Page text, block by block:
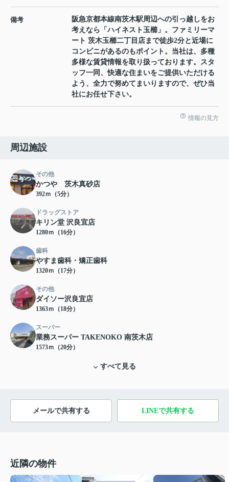
備考
阪急京都本線南茨木駅周辺への引っ越しをお
考えなら「ハイネスト玉櫛」。ファミリーマ
ート 茨木玉櫛二丁目店まで徒歩2分と近場に
コンビニがあるのもポイント。当社は、多種
多様な賃貸情報を取り扱っております。スタ
ッフ一同、快適な住まいをご提供いただける
よう、全力で努めてまいりますので、ぜひ当
社にお任せ下さい。
情報の見方
周辺施設
その他
かつや 茨木真砂店
392ｍ（5分）
ドラッグストア
キリン堂 沢良宜店
1280ｍ（16分）
歯科
やすま歯科・矯正歯科
1320ｍ（17分）
その他
ダイソー沢良宜店
1363ｍ（18分）
スーパー
業務スーパー TAKENOKO 南茨木店
1573ｍ（20分）
すべて見る
メールで共有する LINEで共有する
近隣の物件